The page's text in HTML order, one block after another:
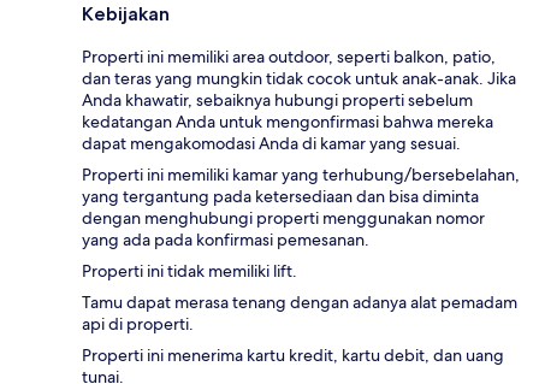
Kebijakan
Properti ini memiliki area outdoor, seperti balkon, patio,
dan teras yang mungkin tidak cocok untuk anak-anak. Jika
Anda khawatir, sebaiknya hubungi properti sebelum
kedatangan Anda untuk mengonfirmasi bahwa mereka
dapat mengakomodasi Anda di kamar yang sesuai.
Properti ini memiliki kamar yang terhubung/bersebelahan,
yang tergantung pada ketersediaan dan bisa diminta
dengan menghubungi properti menggunakan nomor
yang ada pada konfirmasi pemesanan.
Properti ini tidak memiliki lift.
Tamu dapat merasa tenang dengan adanya alat pemadam
api di properti.
Properti ini menerima kartu kredit, kartu debit, dan uang
tunai.